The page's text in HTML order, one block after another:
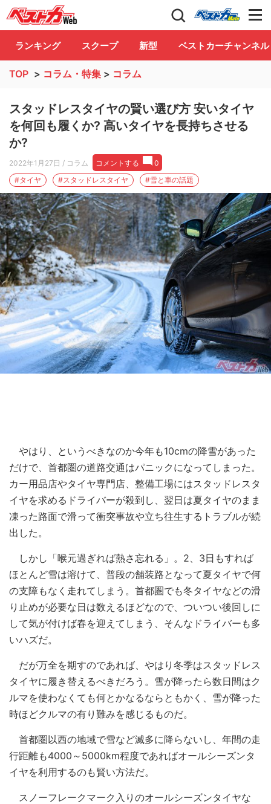
自動車情報誌「ベストカー」 Club
ランキング スクープ 新型 ベストカーチャンネル
TOP > コラム・特集 > コラム
スタッドレスタイヤの賢い選び方 安いタイヤ
を何回も履くか? 高いタイヤを長持ちさせる
か?
2022年1月27日 / コラム コメントする
0
#タイヤ
#スタッドレスタイヤ #雪と車の話題
やはり、というべきなのか今年も10cmの降雪があった
だけで、首都圏の道路交通はパニックになってしまった。
カー用品店やタイヤ専門店、整備工場にはスタッドレスタ
イヤを求めるドライバーが殺到し、翌日は夏タイヤのまま
凍った路面で滑って衝突事故や立ち往生するトラブルが続
出した。
しかし「喉元過ぎれば熱さ忘れる」。2、3日もすれば
ほとんど雪は溶けて、普段の舗装路となって夏タイヤで何
の支障もなく走れてしまう。首都圏でも冬タイヤなどの滑
り止めが必要な日は数えるほどなので、ついつい後回しに
して気が付けば春を迎えてしまう、そんなドライバーも多
いハズだ。
だが万全を期すのであれば、やはり冬季はスタッドレス
タイヤに履き替えるべきだろう。雪が降ったら数日間はク
ルマを使わなくても何とかなるならともかく、雪が降った
時ほどクルマの有り難みを感じるものだ。
首都圏以西の地域で雪など滅多に降らないし、年間の走
行距離も4000～5000km程度であればオールシーズンタ
イヤを利用するのも賢い方法だ。
スノーフレークマーク入りのオールシーズンタイヤな